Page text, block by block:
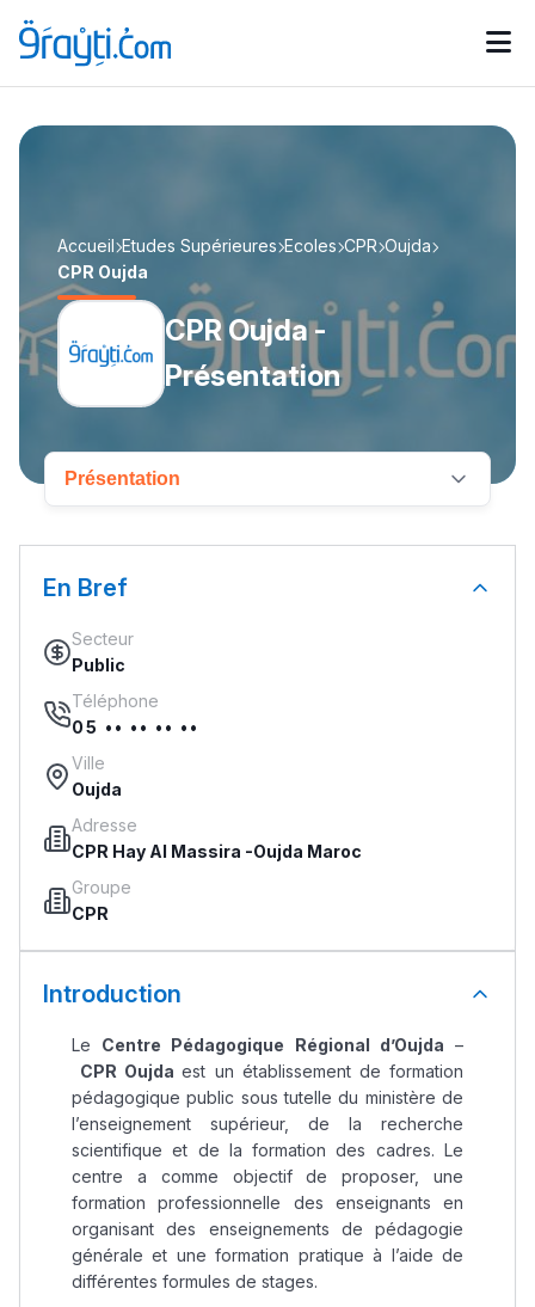
Catégories
Annonces bourses
Accueil Etudes Supérieures Ecoles CPR Oujda
CPR Oujda
CPR Oujda -
Présentation
Présentation
En Bref
Secteur
Public
Téléphone
05 •• •• •• ••
Ville
Oujda
Adresse
CPR Hay Al Massira -Oujda Maroc
Groupe
CPR
Introduction
Le Centre Pédagogique Régional d’Oujda –
CPR Oujdaest un établissement de formation
pédagogique public sous tutelle du ministère de
l’enseignement supérieur, de la recherche
scientifique et de la formation des cadres. Le
centre a comme objectif de proposer, une
formation professionnelle des enseignants en
organisant des enseignements de pédagogie
générale et une formation pratique à l’aide de
différentes formules de stages.